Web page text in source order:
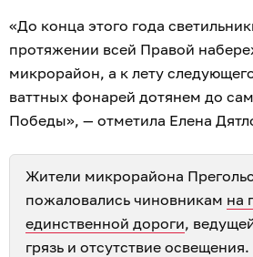
«До конца этого года
протяжении всей Правой
микрорайон, а к лету
ваттных фонарей дотянем до
Победы», — отметила Елена
Жители микрорайона
пожаловались чиновникам на
единственной дороги,
грязь и отсутствие освещения.